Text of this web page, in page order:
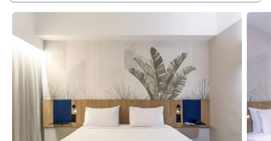
세부 정보 보기 세부